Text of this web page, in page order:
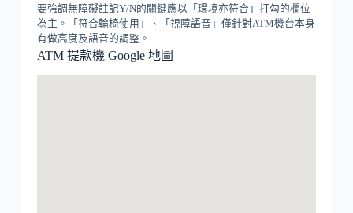
要強調無障礙註記Y/N的關鍵應以「環境亦符合」打勾的欄位
為主。「符合輪椅使用」、「視障語音」僅針對ATM機台本身
有做高度及語音的調整。
ATM 提款機 Google 地圖